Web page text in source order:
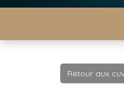
Retour aux